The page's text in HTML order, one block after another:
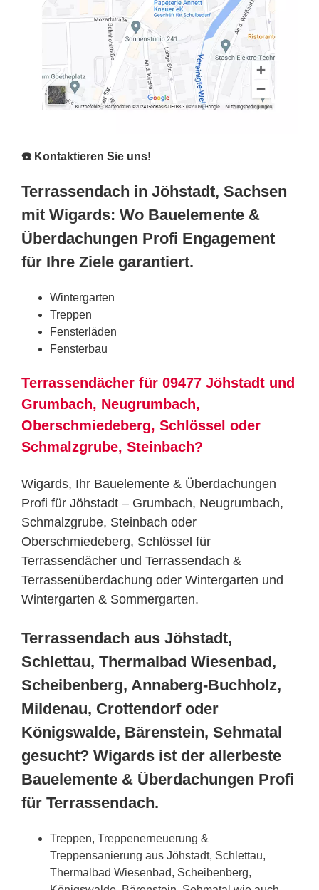
☎️ Kontaktieren Sie uns!
Terrassendach in Jöhstadt, Sachsen
mit Wigards: Wo Bauelemente &
Überdachungen Profi Engagement
für Ihre Ziele garantiert.
Wintergarten
Treppen
Fensterläden
Fensterbau
Terrassendächer für 09477 Jöhstadt und
Grumbach, Neugrumbach,
Oberschmiedeberg, Schlössel oder
Schmalzgrube, Steinbach?
Wigards, Ihr Bauelemente & Überdachungen
Profi für Jöhstadt – Grumbach, Neugrumbach,
Schmalzgrube, Steinbach oder
Oberschmiedeberg, Schlössel für
Terrassendächer und Terrassendach &
Terrassenüberdachung oder Wintergarten und
Wintergarten & Sommergarten.
Terrassendach aus Jöhstadt,
Schlettau, Thermalbad Wiesenbad,
Scheibenberg, Annaberg-Buchholz,
Mildenau, Crottendorf oder
Königswalde, Bärenstein, Sehmatal
gesucht? Wigards ist der allerbeste
Bauelemente & Überdachungen Profi
für Terrassendach.
Treppen, Treppenerneuerung &
Treppensanierung aus Jöhstadt, Schlettau,
Thermalbad Wiesenbad, Scheibenberg,